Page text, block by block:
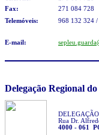
Fax:
271 084 728
Telemóveis:
968 132 324
E-mail:
Delegação Regional d
DELEGAÇÃO
Rua Dr.
4000 - 061